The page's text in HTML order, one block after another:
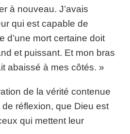
à nouveau. J’avais
qui est capable de
d’une mort certaine doit
et puissant. Et mon bras
abaissé à mes côtés. »
de la vérité contenue
réflexion, que Dieu est
qui mettent leur